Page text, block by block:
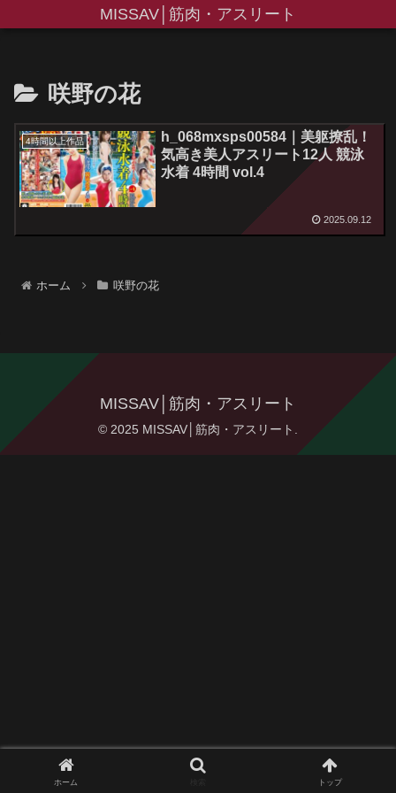
MISSAV│筋肉・アスリート
咲野の花
4時間以上作品
h_068mxsps00584｜美躯撩乱！
気高き美人アスリート12人 競泳
水着 4時間 vol.4
2025.09.12
ホーム 咲野の花
MISSAV│筋肉・アスリート
© 2025 MISSAV│筋肉・アスリート.
ホーム トップ